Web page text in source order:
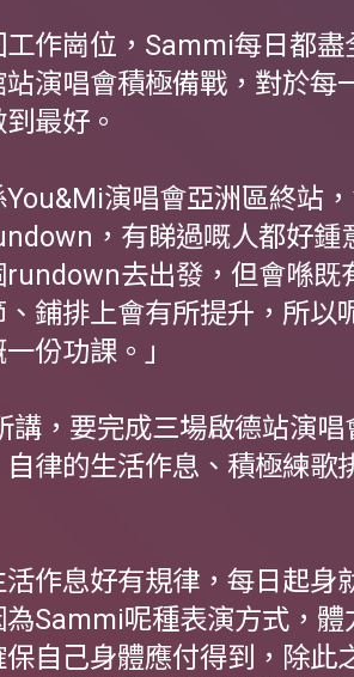
作崗位，Sammi每日都盡
演唱會積極備戰，對於每
最好。
You&Mi演唱會亞洲區終站
，有睇過嘅人都好鍾
rundown去出發，但會喺既
鋪排上會有所提升，所以
份功課。」
講，要完成三場啟德站演唱
律的生活作息、積極練歌
活作息好有規律，每日起身
Sammi呢種表演方式，體
自己身體應付得到，除此